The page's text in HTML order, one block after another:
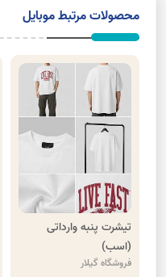
محصولات مرتبط موبایل
تیشرت پنبه وارداتی
(اسب)
فروشگاه گیلار